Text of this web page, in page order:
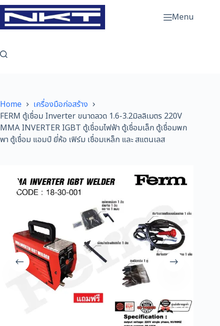
Skip
to
content
Menu
Home
เครื่องมือก่อสร้าง
FERM ตู้เชื่อม Inverter ขนาดลวด 1.6-3.2มิลลิเมตร 220V
MMA INVERTER IGBT ตู้เชื่อมไฟฟ้า ตู้เชื่อมเล็ก ตู้เชื่อมพก
พา ตู้เชื่อม แอมป์ ยี่ห้อ เฟิร์ม เชื่อมเหล็ก และ สแตนเลส